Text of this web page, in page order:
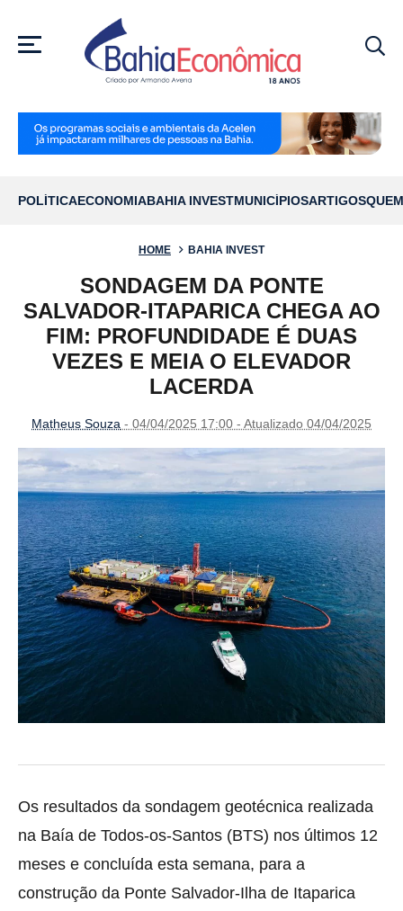
MENU
POLÍTICAECONOMIABAHIA INVESTMUNICÍPIOSARTIGOS
HOME BAHIA INVEST
SONDAGEM DA PONTE
SALVADOR-ITAPARICA CHEGA AO
FIM: PROFUNDIDADE É DUAS
VEZES E MEIA O ELEVADOR
LACERDA
Matheus Souza - 04/04/2025 17:00 - Atualizado 04/04/2025
Os resultados da sondagem geotécnica realizada
na Baía de Todos-os-Santos (BTS) nos últimos 12
meses e concluída esta semana, para a
construção da Ponte Salvador-Ilha de Itaparica